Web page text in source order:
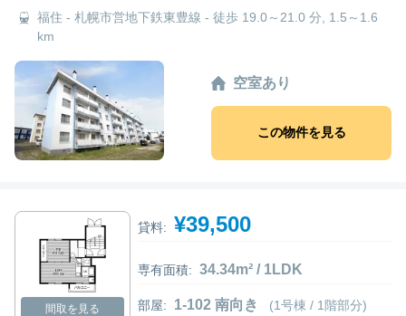
福住 - 札幌市営地下鉄東豊線 - 徒歩 19.0～21.0 分, 1.5～1.6
km
空室あり
この物件を見る
間取を見る
貸料: ¥39,500
専有面積: 34.34m² / 1LDK
部屋: 1-102 南向き (1号棟 / 1階部分)